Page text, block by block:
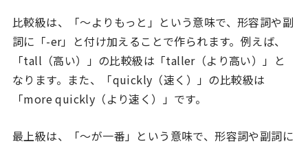
比較級は、「～よりもっと」という意味で、形容詞や副
詞に「-er」と付け加えることで作られます。例えば、
「tall（高い）」の比較級は「taller（より高い）」と
なります。また、「quickly（速く）」の比較級は
「more quickly（より速く）」です。
最上級は、「～が一番」という意味で、形容詞や副詞に